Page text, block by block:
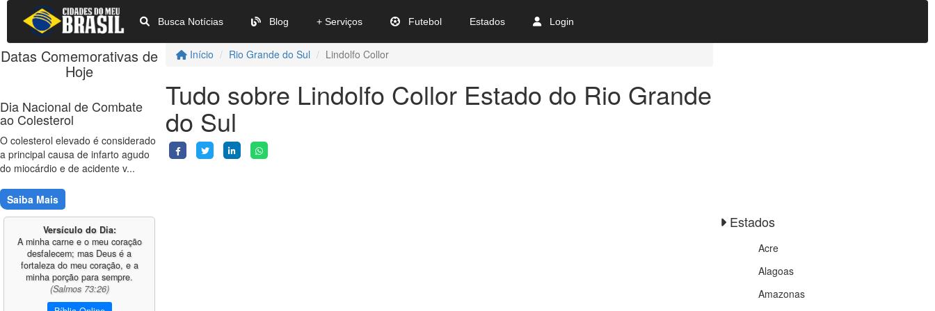
Busca Notícias Blog + Serviços Futebol Estados Login
Início Rio Grande do Sul Lindolfo Collor
Tudo sobre Lindolfo Collor Estado do Rio Grande
do Sul
Datas Comemorativas de
Hoje
Dia Nacional de Combate
ao Colesterol
O colesterol elevado é considerado
a principal causa de infarto agudo
do miocárdio e de acidente v...
Saiba Mais
Versículo do Dia:
A minha carne e o meu coração
desfalecem; mas Deus é a
fortaleza do meu coração, e a
minha porção para sempre.
(Salmos 73:26)
Estados
Acre
Alagoas
Amazonas